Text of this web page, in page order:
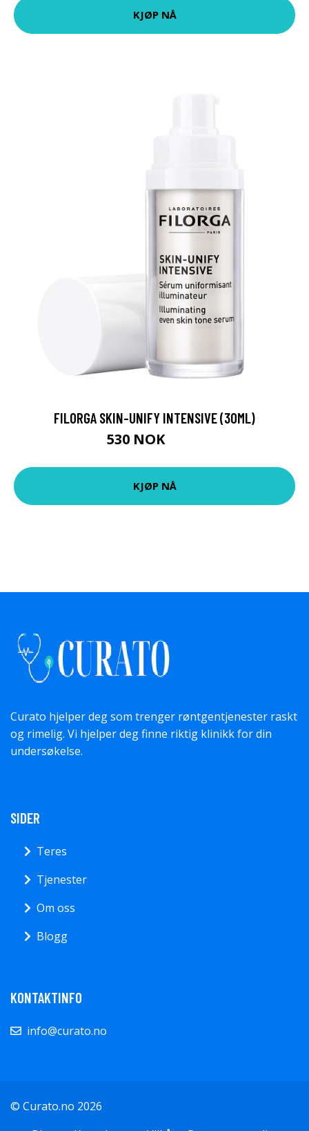
KJØP NÅ
FILORGA SKIN-UNIFY INTENSIVE (30ML)
530 NOK
KJØP NÅ
Curato hjelper deg som trenger røntgentjenester raskt
og rimelig. Vi hjelper deg finne riktig klinikk for din
undersøkelse.
SIDER
Teres
Tjenester
Om oss
Blogg
KONTAKTINFO
info@curato.no
© Curato.no 2026